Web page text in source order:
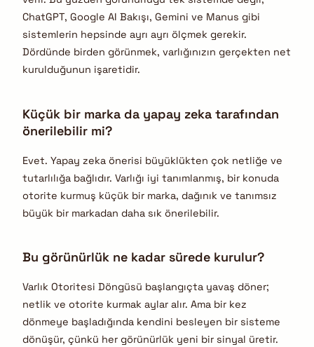
ChatGPT, Google AI Bakışı, Gemini ve Manus gibi
sistemlerin hepsinde ayrı ayrı ölçmek gerekir.
Dördünde birden görünmek, varlığınızın gerçekten net
kurulduğunun işaretidir.
Küçük bir marka da yapay zeka tarafından
önerilebilir mi?
Evet. Yapay zeka önerisi büyüklükten çok netliğe ve
tutarlılığa bağlıdır. Varlığı iyi tanımlanmış, bir konuda
otorite kurmuş küçük bir marka, dağınık ve tanımsız
büyük bir markadan daha sık önerilebilir.
Bu görünürlük ne kadar sürede kurulur?
Varlık Otoritesi Döngüsü başlangıçta yavaş döner;
netlik ve otorite kurmak aylar alır. Ama bir kez
dönmeye başladığında kendini besleyen bir sisteme
dönüşür, çünkü her görünürlük yeni bir sinyal üretir.